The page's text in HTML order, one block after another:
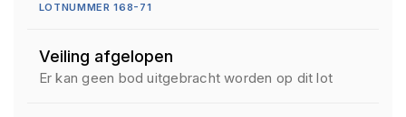
LOTNUMMER 168-71
Veiling afgelopen
Er kan geen bod uitgebracht worden op dit lot